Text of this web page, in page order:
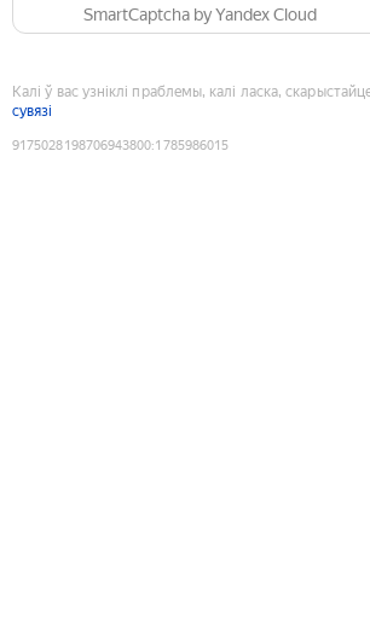
SmartCaptcha by Yandex Cloud
Калі ў вас узніклі праблемы, калі ласка,
сувязі
9175028198706943800:1785986015